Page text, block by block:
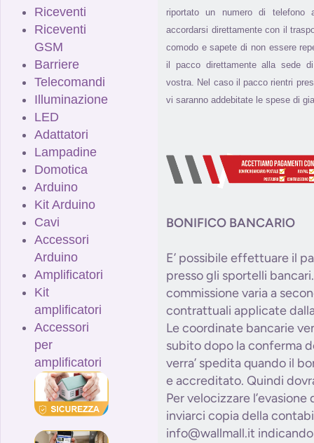
Riceventi
Riceventi
GSM
Barriere
Telecomandi
Illuminazione
LED
Adattatori
Lampadine
Domotica
Arduino
Kit Arduino
Cavi
Accessori
Arduino
Amplificatori
Kit
amplificatori
Accessori
per
amplificatori
riportato un numero di
accordarsi direttamente con il
comodo e sapete di non essere
il pacco direttamente alla sede
vostra. Nel caso il pacco rientri
vi saranno addebitate le spese di
BONIFICO BANCARIO
E’ possibile effettuare il
presso gli sportelli
commissione varia a
contrattuali applicate
Le coordinate bancarie
subito dopo la conferma
verra’ spedita quando il
e accreditato. Quindi
Per velocizzare l’evasione
inviarci copia della
info@wallmall.it